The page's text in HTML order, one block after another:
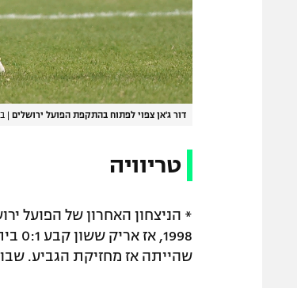
דור ג'אן צפוי לפתוח בהתקפת הפועל ירושלים
טריוויה
שהייתה אז מחזיקת הגביע.